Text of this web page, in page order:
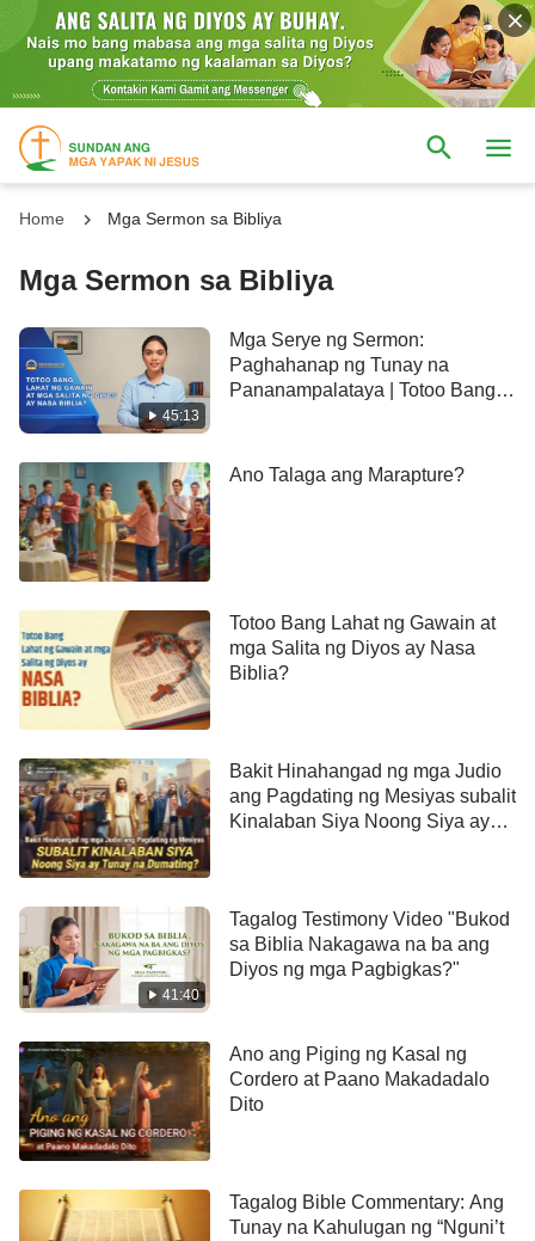
Home Mga Sermon sa Bibliya
Mga Sermon sa Bibliya
45:13
Mga Serye ng Sermon:
Paghahanap ng Tunay na
Pananampalataya | Totoo Bang
Ano Talaga ang Marapture?
Totoo Bang Lahat ng Gawain at
mga Salita ng Diyos ay Nasa
Biblia?
Bakit Hinahangad ng mga Judio
ang Pagdating ng Mesiyas subalit
Kinalaban Siya Noong Siya ay
41:40
Tagalog Testimony Video "Bukod
sa Biblia Nakagawa na ba ang
Diyos ng mga Pagbigkas?"
Ano ang Piging ng Kasal ng
Cordero at Paano Makadadalo
Dito
Tagalog Bible Commentary: Ang
Tunay na Kahulugan ng “Nguni’t